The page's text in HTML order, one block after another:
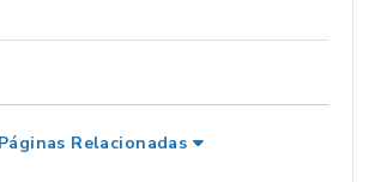
Páginas Relacionadas